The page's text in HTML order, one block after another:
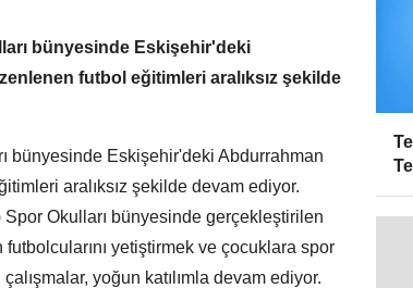
bünyesinde Eskişehir'deki
futbol eğitimleri aralıksız şekilde
bünyesinde Eskişehir'deki Abdurrahman
aralıksız şekilde devam ediyor.
Okulları bünyesinde gerçekleştirilen
yetiştirmek ve çocuklara spor
yoğun katılımla devam ediyor.